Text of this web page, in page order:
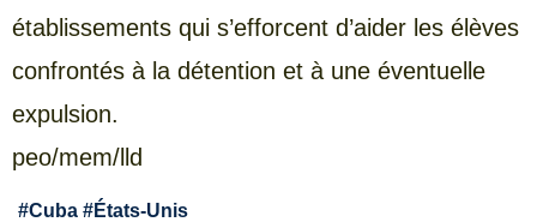
établissements qui s’efforcent d’aider les élèves
confrontés à la détention et à une éventuelle
expulsion.
peo/mem/lld
#Cuba #États-Unis